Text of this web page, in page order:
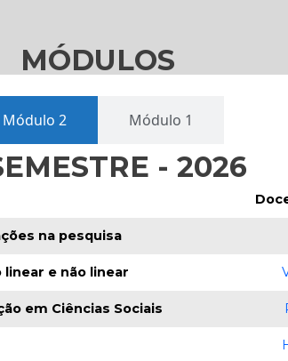
MÓDULOS
Módulo 2 Módulo 1
- 2026
na pesquisa
e não linear
em Ciências Sociais